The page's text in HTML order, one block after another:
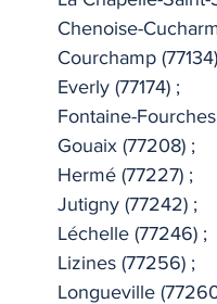
INDICES & INDEX VIE
Chenoise-
Courchamp
Everly (77174) ;
Fontaine-Fourches
Gouaix (77208) ;
Hermé (77227) ;
Jutigny (77242) ;
Léchelle (77246) ;
Lizines (77256) ;
Longueville